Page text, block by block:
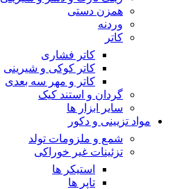
همزن دستی
وردنه
کاتر
کاتر فشاری
کاتر کوکی و شیرینی
کاتر و مهر سه بعدی
گردان و استند کیک
سایر ابزار ها
مواد تزیینی و دکور
شمع و ملزومات تولد
تزئینات غیر خوراکی
استیکر ها
تاپر ها